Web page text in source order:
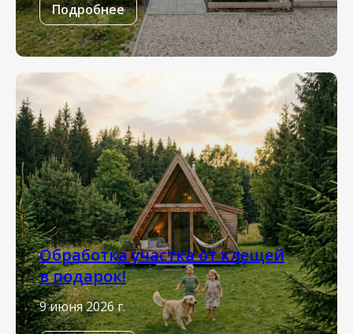
Подробнее
Обработка участка от клещей
в подарок!
9 июня 2026 г.